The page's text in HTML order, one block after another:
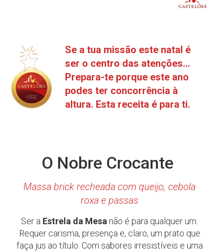
Se a tua missão este natal é
ser o centro das atenções…
Prepara-te porque este ano
podes ter concorrência à
altura. Esta receita é para ti.
O Nobre Crocante
Massa brick recheada com queijo, cebola
roxa e passas
Ser a Estrela da Mesa não é para qualquer um.
Requer carisma, presença e, claro, um prato que
faça jus ao título. Com sabores irresistíveis e uma